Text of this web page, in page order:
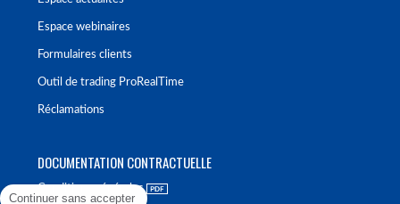
Espace webinaires
Formulaires clients
Outil de trading ProRealTime
Réclamations
DOCUMENTATION CONTRACTUELLE
Conditions générales
Continuer sans accepter